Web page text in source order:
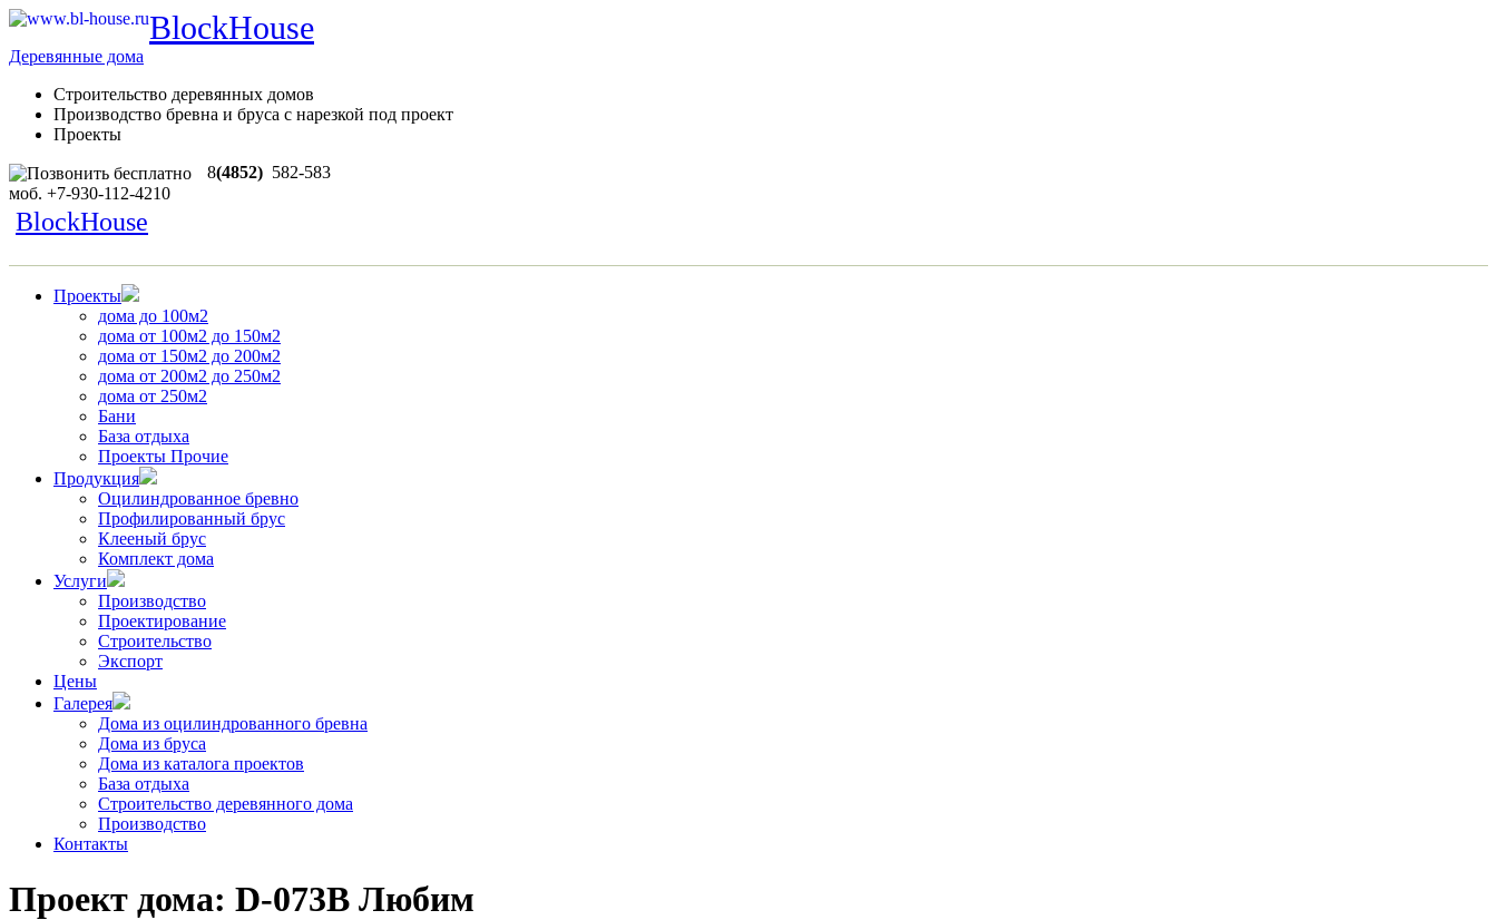
BlockHouse
Деревянные дома
Строительство деревянных домов
Производство бревна и бруса с нарезкой под проект
Проекты
8(4852) 582-583
моб. +7-930-112-4210
BlockHouse
Проекты
дома до 100м2
дома от 100м2 до 150м2
дома от 150м2 до 200м2
дома от 200м2 до 250м2
дома от 250м2
Бани
База отдыха
Проекты Прочие
Продукция
Оцилиндрованное бревно
Профилированный брус
Клееный брус
Комплект дома
Услуги
Производство
Проектирование
Строительство
Экспорт
Цены
Галерея
Дома из оцилиндрованного бревна
Дома из бруса
Дома из каталога проектов
База отдыха
Строительство деревянного дома
Производство
Контакты
Проект дома: D-073B Любим